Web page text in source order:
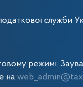
служби
режимі.
на